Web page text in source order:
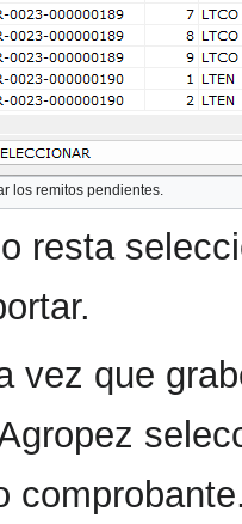
los remitos pendientes.
resta
vez que